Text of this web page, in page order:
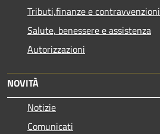
Tributi,finanze e contravvenzioni
Salute, benessere e assistenza
Autorizzazioni
NOVITÀ
Notizie
Comunicati